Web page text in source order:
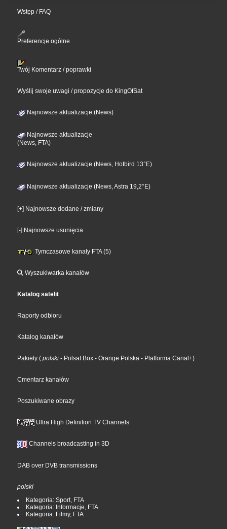
Wstęp / FAQ
Preferencje ogólne
Twój Komentarz / poprawki
Wyślij swoje uwagi / propozycje do KingOfSat
Najnowsze aktualizacje (News)
Najnowsze aktualizacje
(News, FTA)
Najnowsze aktualizacje (News, Hotbird 13°E)
Najnowsze aktualizacje (News, Astra 19,2°E)
[+] Najnowsze dodane / zmiany
[-] Najnowsze usunięcia
Tymczasowe kanały FTA (5)
Wyszukiwarka kanałów
Katalog satelit
Raporty odbioru
Katalog kanałów
Pakiety ( polski - Polsat Box - Orange Polska - Platforma Canal+)
Cmentarz kanałów
Poszukiwane obrazy
Ultra High Definition TV Channels
Channels broadcasting in 3D
DAB over DVB transmissions
polski
Kategoria: Sport, FTA
Kategoria: Informacje, FTA
Kategoria: Filmy, FTA